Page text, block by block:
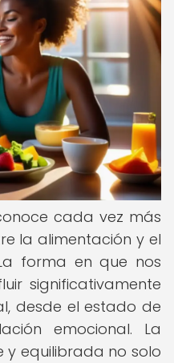
cada vez más
la alimentación y el
forma en que nos
significativamente
desde el estado de
emocional. La
y equilibrada no solo